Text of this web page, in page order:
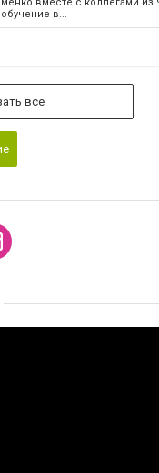
вместе с коллегами из
в...
все